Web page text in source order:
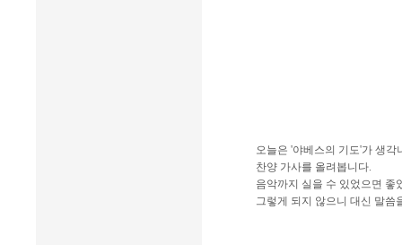
오늘은 '야베스의 기도'가 생각
찬양 가사를 올려봅니다.
음악까지 실을 수 있었으면 좋
그렇게 되지 않으니 대신 말씀